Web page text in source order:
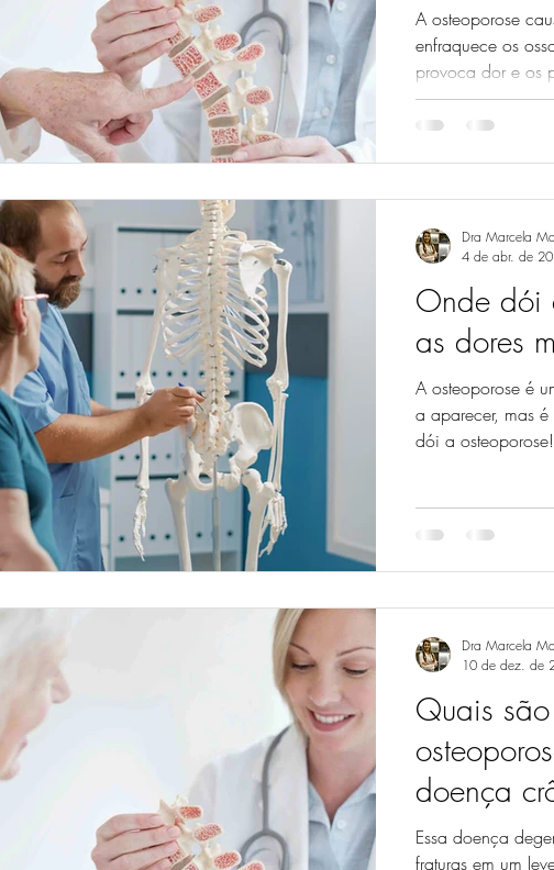
dores dor em choque dor neuropática
A osteoporose
enfraquece os
provoca dor e os
óssea em dia.
Onde dói
as dores
A osteoporose é
a aparecer, mas
dói a osteoporose!
Dra Marcela
4 de abr. de
Quais
doença
Essa doença
fraturas em um leve impacto. Mas
Dra Marcela
10 de dez. de